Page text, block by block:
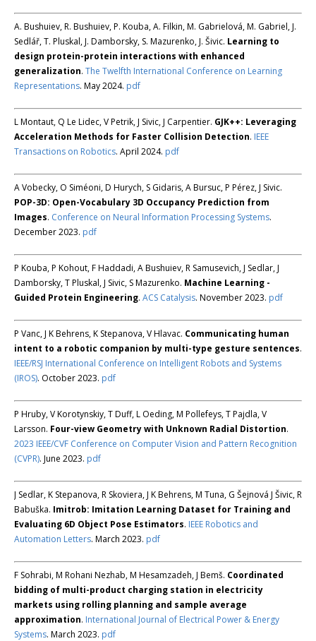
A. Bushuiev, R. Bushuiev, P. Kouba, A. Filkin, M. Gabrielová, M. Gabriel, J.
Sedlář, T. Pluskal, J. Damborsky, S. Mazurenko, J. Šivic. Learning to
design protein-protein interactions with enhanced
generalization. The Twelfth International Conference on Learning
Representations. May 2024. pdf
L Montaut, Q Le Lidec, V Petrik, J Sivic, J Carpentier. GJK++: Leveraging
Acceleration Methods for Faster Collision Detection. IEEE
Transactions on Robotics. April 2024. pdf
A Vobecky, O Siméoni, D Hurych, S Gidaris, A Bursuc, P Pérez, J Sivic.
POP-3D: Open-Vocabulary 3D Occupancy Prediction from
Images. Conference on Neural Information Processing Systems.
December 2023. pdf
P Kouba, P Kohout, F Haddadi, A Bushuiev, R Samusevich, J Sedlar, J
Damborsky, T Pluskal, J Sivic, S Mazurenko. Machine Learning -
Guided Protein Engineering. ACS Catalysis. November 2023. pdf
P Vanc, J K Behrens, K Stepanova, V Hlavac. Communicating human
intent to a robotic companion by multi-type gesture sentences.
IEEE/RSJ International Conference on Intelligent Robots and Systems
(IROS). October 2023. pdf
P Hruby, V Korotynskiy, T Duff, L Oeding, M Pollefeys, T Pajdla, V
Larsson. Four-view Geometry with Unknown Radial Distortion.
2023 IEEE/CVF Conference on Computer Vision and Pattern Recognition
(CVPR). June 2023. pdf
J Sedlar, K Stepanova, R Skoviera, J K Behrens, M Tuna, G Šejnová J Šivic, R
Babuška. Imitrob: Imitation Learning Dataset for Training and
Evaluating 6D Object Pose Estimators. IEEE Robotics and
Automation Letters. March 2023. pdf
F Sohrabi, M Rohani Nezhab, M Hesamzadeh, J Bemš. Coordinated
bidding of multi-product charging station in electricity
markets using rolling planning and sample average
approximation. International Journal of Electrical Power & Energy
Systems. March 2023. pdf